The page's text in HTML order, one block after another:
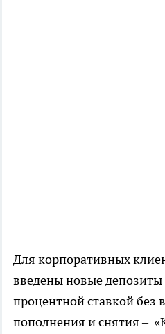
Для корпоративных
введены новые
процентной ставкой без
пополнения и снятия –